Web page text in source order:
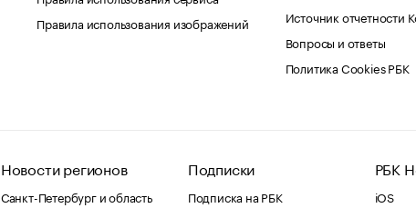
Правила использования изображений
Источник отчетности
Вопросы и ответы
Политика Cookies РБК
Новости регионов
Санкт-Петербург и область
Подписки
Подписка на РБК
РБК
iOS